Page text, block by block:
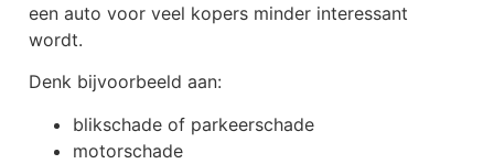
een auto voor veel kopers minder interessant
wordt.
Denk bijvoorbeeld aan:
blikschade of parkeerschade
motorschade